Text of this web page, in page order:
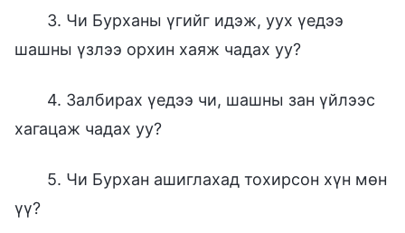
3. Чи Бурханы үгийг идэж, уух үедээ
шашны үзлээ орхин хаяж чадах уу?
4. Залбирах үедээ чи, шашны зан үйлээс
хагацаж чадах уу?
5. Чи Бурхан ашиглахад тохирсон хүн мөн
үү?